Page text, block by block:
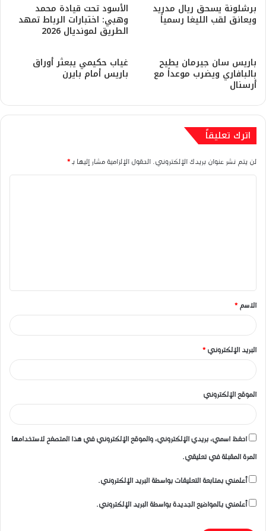
برشلونة يسحق ريال مدريد
ويعانق لقب الليغا رسمياً
​الأسود تحت قيادة محمد
وهبي: اختبارات الرباط تمهد
الطريق لمونديال 2026
باريس سان جيرمان يطيح
بالبافاري ويضرب موعداً مع
أرسنال
غياب حكيمي يبعثر أوراق
باريس أمام بايرن
اترك تعليقاً
لن يتم نشر عنوان بريدك الإلكتروني. الحقول الإلزامية مشار إليها بـ*
ق
*
الاسم *
البريد الإلكتروني *
الموقع الإلكتروني
احفظ اسمي، بريدي الإلكتروني، والموقع الإلكتروني في هذا المتصفح لاستخدامها
المرة المقبلة في تعليقي.
أعلمني بمتابعة التعليقات بواسطة البريد الإلكتروني.
أعلمني بالمواضيع الجديدة بواسطة البريد الإلكتروني.